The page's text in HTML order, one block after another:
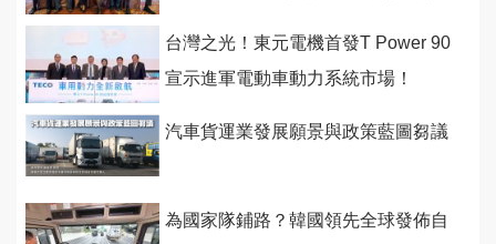
台灣之光！東元電機首發T Power 90
宣示進軍電動車動力系統市場！
汽車貨運業發展願景與政策藍圖芻議
為國家隊鋪路？韓國領先全球發佈自